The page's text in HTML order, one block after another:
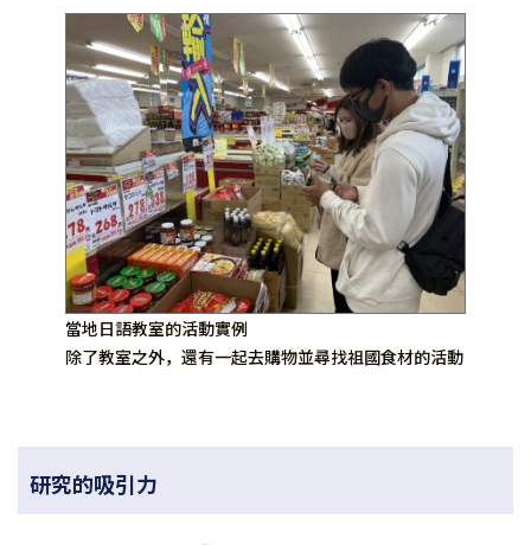
當地日語教室的活動實例
除了教室之外，還有一起去購物並尋找祖國食材的活動
研究的吸引力